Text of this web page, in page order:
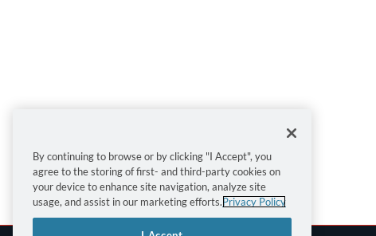
By continuing to browse or by clicking "I Accept", you
agree to the storing of first- and third-party cookies on
your device to enhance site navigation, analyze site
usage, and assist in our marketing efforts.Privacy Policy